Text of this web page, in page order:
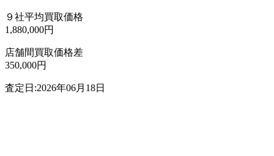
９社平均買取価格
1,880,000円
店舗間買取価格差
350,000円
査定日:2026年06月18日